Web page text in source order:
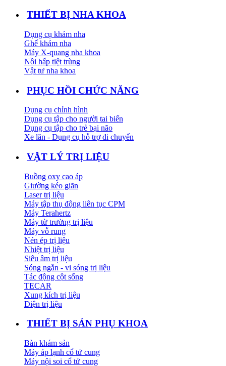
THIẾT BỊ NHA KHOA
Dụng cụ khám nha
Ghế khám nha
Máy X-quang nha khoa
Nồi hấp tiệt trùng
Vật tư nha khoa
PHỤC HỒI CHỨC NĂNG
Dụng cụ chỉnh hình
Dụng cụ tập cho người tai biến
Dụng cụ tập cho trẻ bại não
Xe lăn - Dụng cụ hỗ trợ di chuyển
VẬT LÝ TRỊ LIỆU
Buồng oxy cao áp
Giường kéo giãn
Laser trị liệu
Máy tập thụ động liên tục CPM
Máy Terahertz
Máy từ trường trị liệu
Máy vỗ rung
Nén ép trị liệu
Nhiệt trị liệu
Siêu âm trị liệu
Sóng ngắn - vi sóng trị liệu
Tác động cột sống
TECAR
Xung kích trị liệu
Điện trị liệu
THIẾT BỊ SẢN PHỤ KHOA
Bàn khám sản
Máy áp lạnh cổ tử cung
Máy nội soi cổ tử cung